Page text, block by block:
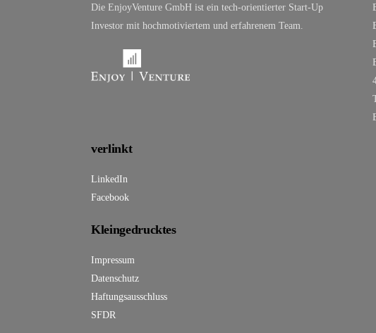
Die EnjoyVenture GmbH ist ein tech-orientierter Start-Up
Investor mit hochmotiviertem und erfahrenem Team.
verlinkt
LinkedIn
Facebook
Kleingedrucktes
Impressum
Datenschutz
Haftungsausschluss
SFDR